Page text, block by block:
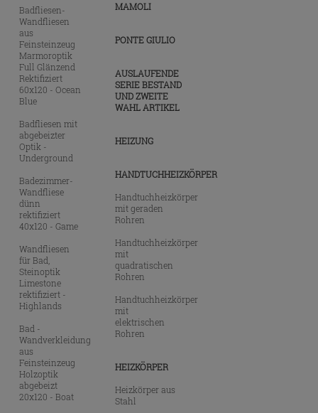
Badfliesen-
Wandfliesen
aus
Feinsteinzeug
Marmoroptik
Full Glänzend
Rektifiziert
60x120 - Ocean
Blue
Badfliesen mit
abgebeizter
Optik -
Underground
Badezimmer-
Wandfliese
dünn
rektifiziert
40x120 - Game
Wandfliesen
für Bad,
Steinoptik
Limestone
rektifiziert -
Highlands
Bad -
Wandverkleidung
aus
Feinsteinzeug
Holzoptik
abgebeizt
20x120 - Boat
MAMOLI
PONTE GIULIO
AUSLAUFENDE
SERIE BESTAND
UND ZWEITE
WAHL ARTIKEL
HEIZUNG
HANDTUCHHEIZKÖRPER
Handtuchheizkörper
mit geraden
Rohren
Handtuchheizkörper
mit
quadratischen
Rohren
Handtuchheizkörper
mit
elektrischen
Rohren
HEIZKÖRPER
Heizkörper aus
Stahl